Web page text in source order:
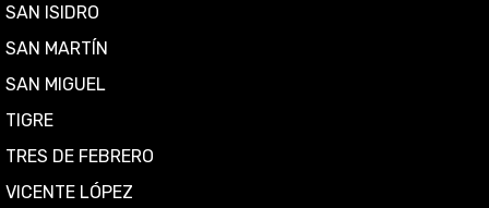
SAN ISIDRO
SAN MARTÍN
SAN MIGUEL
TIGRE
TRES DE FEBRERO
VICENTE LÓPEZ